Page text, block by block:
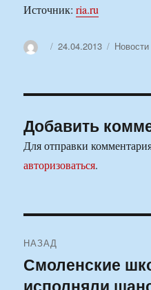
Источник:ria.ru
АвторОпубликовано
24.04.2013 Рубрики
Новости
Добавить
Для отправки
авторизоваться.
по
НАЗАД
Предыдущая
запись:
Смоленские
исполняли